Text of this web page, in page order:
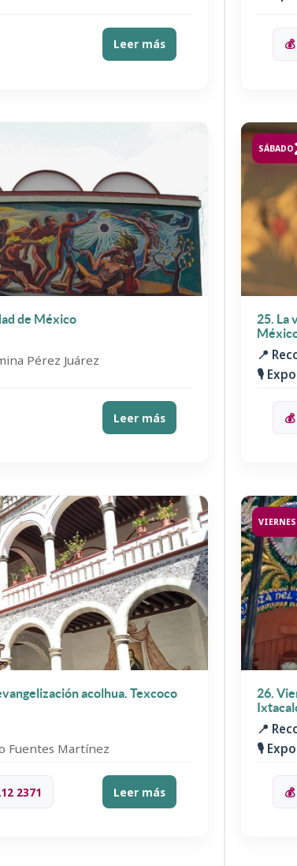
Leer más
de México
Pérez Juárez
Leer más
SÁBADO
25. La
📍
🎙️
acolhua. Texcoco
Fuentes Martínez
2371 Leer más
VIERNES
26.
📍
🎙️